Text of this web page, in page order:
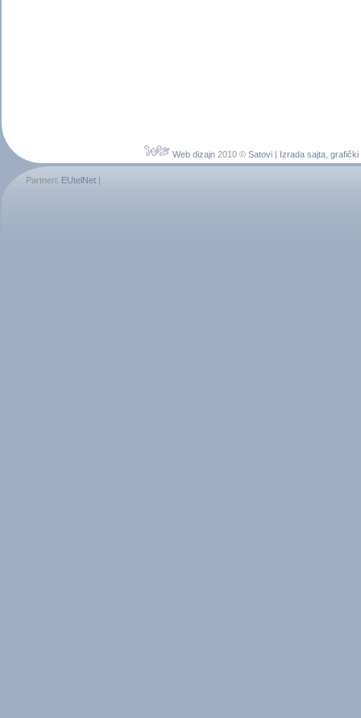
Web dizajn 2010 © Satovi | Izrada sajta grafički
Partneri: EUtelNet |